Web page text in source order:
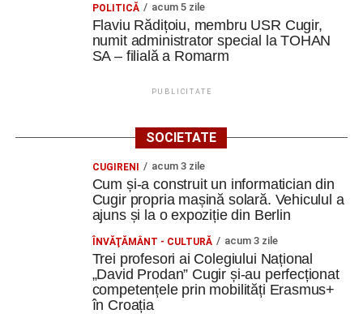
POLITICĂ acum 5 zile
Flaviu Rădițoiu, membru USR Cugir,
numit administrator special la TOHAN
SA – filială a Romarm
PUBLICITATE
SOCIETATE
CUGIRENI acum 3 zile
Cum și-a construit un informatician din
Cugir propria mașină solară. Vehiculul a
ajuns și la o expoziție din Berlin
ÎNVĂŢĂMÂNT - CULTURĂ acum 3 zile
Trei profesori ai Colegiului Național
„David Prodan” Cugir și-au perfecționat
competențele prin mobilități Erasmus+
în Croația